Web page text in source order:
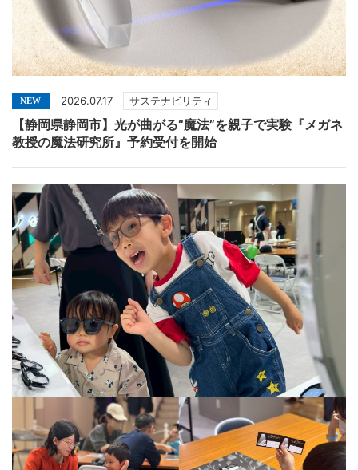
2026.07.17 サステナビリティ
【静岡県静岡市】光が曲がる“魔法”を親子で実験『メガネ
教授の魔法研究所』予約受付を開始